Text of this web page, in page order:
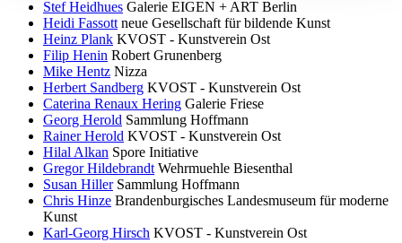
Stef Heidhues Galerie EIGEN + ART Berlin
Heidi Fassott neue Gesellschaft für bildende Kunst
Heinz Plank KVOST - Kunstverein Ost
Filip Henin Robert Grunenberg
Mike Hentz Nizza
Herbert Sandberg KVOST - Kunstverein Ost
Caterina Renaux Hering Galerie Friese
Georg Herold Sammlung Hoffmann
Rainer Herold KVOST - Kunstverein Ost
Hilal Alkan Spore Initiative
Gregor Hildebrandt Wehrmuehle Biesenthal
Susan Hiller Sammlung Hoffmann
Chris Hinze Brandenburgisches Landesmuseum für moderne
Kunst
Karl-Georg Hirsch KVOST - Kunstverein Ost